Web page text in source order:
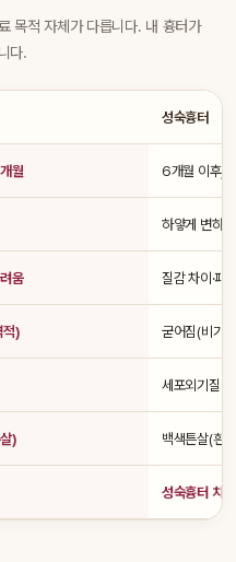
목적 자체가 다릅니다. 내 흉터가
다.
성숙흉터
월 6개월 이후,
하얗게 변하
움 질감 차이·패
적) 굳어짐(비가
세포외기질
) 백색튼살(흰
성숙흉터 치